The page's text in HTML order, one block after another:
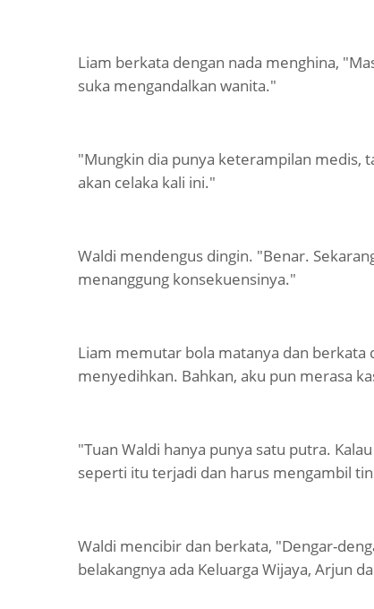
Liam berkata dengan nada menghina,
suka mengandalkan wanita."
"Mungkin dia punya keterampilan medis,
akan celaka kali ini."
Waldi mendengus dingin. "Benar.
menanggung konsekuensinya."
Liam memutar bola matanya dan
menyedihkan. Bahkan, aku pun merasa
"Tuan Waldi hanya punya satu putra.
seperti itu terjadi dan harus mengambil
Waldi mencibir dan berkata, "Dengar-
belakangnya ada Keluarga Wijaya, Arjun